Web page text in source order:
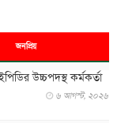
জনপ্রিয়
উচ্চপদস্থ কর্মকর্তা
৬ আগস্ট, ২০২৬